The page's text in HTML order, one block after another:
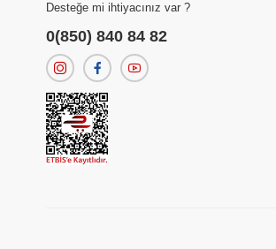
Desteğe mi ihtiyacınız var ?
0(850) 840 84 82